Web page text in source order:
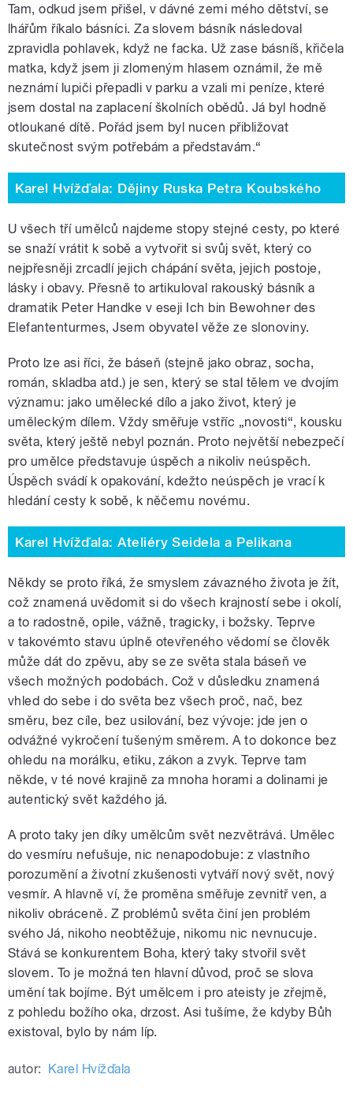
Tam, odkud jsem přišel, v dávné zemi mého dětství, se
lhářům říkalo básníci. Za slovem básník následoval
zpravidla pohlavek, když ne facka. Už zase básníš, křičela
matka, když jsem ji zlomeným hlasem oznámil, že mě
neznámí lupiči přepadli v parku a vzali mi peníze, které
jsem dostal na zaplacení školních obědů. Já byl hodně
otloukané dítě. Pořád jsem byl nucen přibližovat
skutečnost svým potřebám a představám.“
Karel Hvížďala: Dějiny Ruska Petra Koubského
U všech tří umělců najdeme stopy stejné cesty, po které
se snaží vrátit k sobě a vytvořit si svůj svět, který co
nejpřesněji zrcadlí jejich chápání světa, jejich postoje,
lásky i obavy. Přesně to artikuloval rakouský básník a
dramatik Peter Handke v eseji Ich bin Bewohner des
Elefantenturmes, Jsem obyvatel věže ze slonoviny.
Proto lze asi říci, že báseň (stejně jako obraz, socha,
román, skladba atd.) je sen, který se stal tělem ve dvojím
významu: jako umělecké dílo a jako život, který je
uměleckým dílem. Vždy směřuje vstříc „novosti“, kousku
světa, který ještě nebyl poznán. Proto největší nebezpečí
pro umělce představuje úspěch a nikoliv neúspěch.
Úspěch svádí k opakování, kdežto neúspěch je vrací k
hledání cesty k sobě, k něčemu novému.
Karel Hvížďala: Ateliéry Seidela a Pelikana
Někdy se proto říká, že smyslem závazného života je žít,
což znamená uvědomit si do všech krajností sebe i okolí,
a to radostně, opile, vážně, tragicky, i božsky. Teprve
v takovémto stavu úplně otevřeného vědomí se člověk
může dát do zpěvu, aby se ze světa stala báseň ve
všech možných podobách. Což v důsledku znamená
vhled do sebe i do světa bez všech proč, nač, bez
směru, bez cíle, bez usilování, bez vývoje: jde jen o
odvážné vykročení tušeným směrem. A to dokonce bez
ohledu na morálku, etiku, zákon a zvyk. Teprve tam
někde, v té nové krajině za mnoha horami a dolinami je
autentický svět každého já.
A proto taky jen díky umělcům svět nezvětrává. Umělec
do vesmíru nefušuje, nic nenapodobuje: z vlastního
porozumění a životní zkušenosti vytváří nový svět, nový
vesmír. A hlavně ví, že proměna směřuje zevnitř ven, a
nikoliv obráceně. Z problémů světa činí jen problém
svého Já, nikoho neobtěžuje, nikomu nic nevnucuje.
Stává se konkurentem Boha, který taky stvořil svět
slovem. To je možná ten hlavní důvod, proč se slova
umění tak bojíme. Být umělcem i pro ateisty je zřejmě,
z pohledu božího oka, drzost. Asi tušíme, že kdyby Bůh
existoval, bylo by nám líp.
autor: Karel Hvížďala